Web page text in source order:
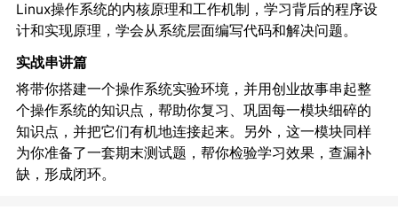
Linux操作系统的内核原理和工作机制，学习背后的程序设
计和实现原理，学会从系统层面编写代码和解决问题。
实战串讲篇
将带你搭建一个操作系统实验环境，并用创业故事串起整
个操作系统的知识点，帮助你复习、巩固每一模块细碎的
知识点，并把它们有机地连接起来。另外，这一模块同样
为你准备了一套期末测试题，帮你检验学习效果，查漏补
缺，形成闭环。